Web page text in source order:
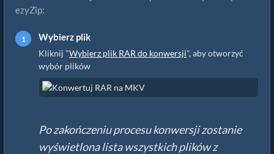
ezyZip:
Wybierz plik
Kliknij "Wybierz plik RAR do konwersji", aby otworzyć
wybór plików
Po zakończeniu procesu konwersji zostanie
wyświetlona lista wszystkich plików z